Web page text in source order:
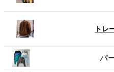
トレ
パ